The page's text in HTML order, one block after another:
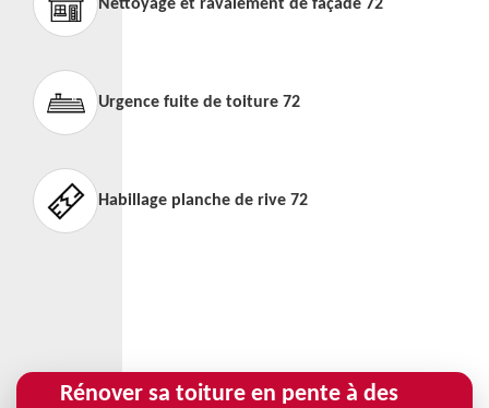
Nettoyage et ravalement de façade 72
Urgence fuite de toiture 72
Habillage planche de rive 72
Rénover sa toiture en pente à des